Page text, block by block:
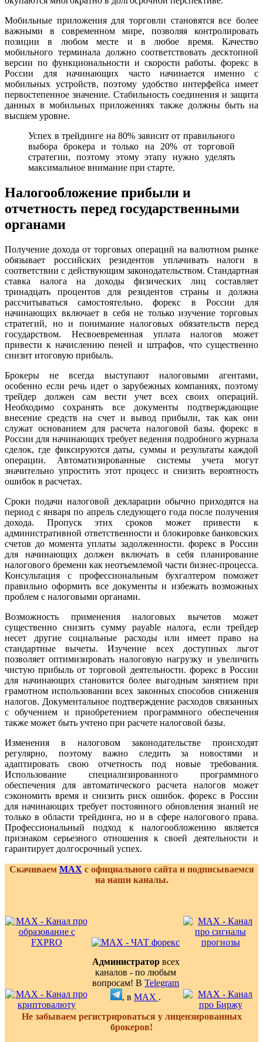
Мобильные приложения для торговли становятся все более
важными в современном мире, позволяя контролировать
позиции в любом месте и в любое время. Качество
мобильного терминала должно соответствовать десктопной
версии по функциональности и скорости работы. форекс в
России для начинающих часто начинается именно с
мобильных устройств, поэтому удобство интерфейса имеет
первостепенное значение. Стабильность соединения и защита
данных в мобильных приложениях также должны быть на
высшем уровне.
Успех в трейдинге на 80% зависит от правильного
выбора брокера и только на 20% от торговой
стратегии, поэтому этому этапу нужно уделять
максимальное внимание при старте.
Налогообложение прибыли и
отчетность перед государственными
органами
Получение дохода от торговых операций на валютном рынке
обязывает российских резидентов уплачивать налоги в
соответствии с действующим законодательством. Стандартная
ставка налога на доходы физических лиц составляет
тринадцать процентов для резидентов страны и должна
рассчитываться самостоятельно. форекс в России для
начинающих включает в себя не только изучение торговых
стратегий, но и понимание налоговых обязательств перед
государством. Несвоевременная уплата налогов может
привести к начислению пеней и штрафов, что существенно
снизит итоговую прибыль.
Брокеры не всегда выступают налоговыми агентами,
особенно если речь идет о зарубежных компаниях, поэтому
трейдер должен сам вести учет всех своих операций.
Необходимо сохранять все документы подтверждающие
внесение средств на счет и вывод прибыли, так как они
служат основанием для расчета налоговой базы. форекс в
России для начинающих требует ведения подробного журнала
сделок, где фиксируются даты, суммы и результаты каждой
операции. Автоматизированные системы учета могут
значительно упростить этот процесс и снизить вероятность
ошибок в расчетах.
Сроки подачи налоговой декларации обычно приходятся на
период с января по апрель следующего года после получения
дохода. Пропуск этих сроков может привести к
административной ответственности и блокировке банковских
счетов до момента уплаты задолженности. форекс в России
для начинающих должен включать в себя планирование
налогового бремени как неотъемлемой части бизнес-процесса.
Консультация с профессиональным бухгалтером поможет
правильно оформить все документы и избежать возможных
проблем с налоговыми органами.
Возможность применения налоговых вычетов может
существенно снизить сумму payable налога, если трейдер
несет другие социальные расходы или имеет право на
стандартные вычеты. Изучение всех доступных льгот
позволяет оптимизировать налоговую нагрузку и увеличить
чистую прибыль от торговой деятельности. форекс в России
для начинающих становится более выгодным занятием при
грамотном использовании всех законных способов снижения
налогов. Документальное подтверждение расходов связанных
с обучением и приобретением программного обеспечения
также может быть учтено при расчете налоговой базы.
Изменения в налоговом законодательстве происходят
регулярно, поэтому важно следить за новостями и
адаптировать свою отчетность под новые требования.
Использование специализированного программного
обеспечения для автоматического расчета налогов может
сэкономить время и снизить риск ошибок. форекс в России
для начинающих требует постоянного обновления знаний не
только в области трейдинга, но и в сфере налогового права.
Профессиональный подход к налогообложению является
признаком серьезного отношения к своей деятельности и
гарантирует долгосрочный успех.
Скачиваем MAX с официального сайта и подписываемся
на наши каналы.
Администраторвсех
каналов - по любым
вопросам! В Telegram
, в MAX .
Не забываем регистрироваться у лицензированных
брокеров!